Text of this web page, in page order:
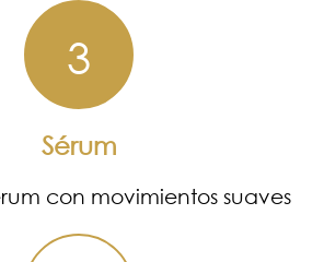
3
Sérum
con movimientos suaves